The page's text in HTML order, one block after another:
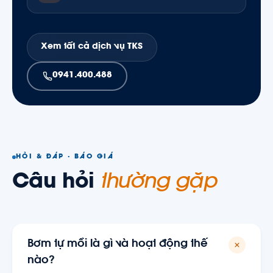
Xem tất cả dịch vụ TKS
0941.400.488
HỎI & ĐÁP · BÁO GIÁ
Câu hỏi thường gặp
Bơm tự mồi là gì và hoạt động thế
nào?